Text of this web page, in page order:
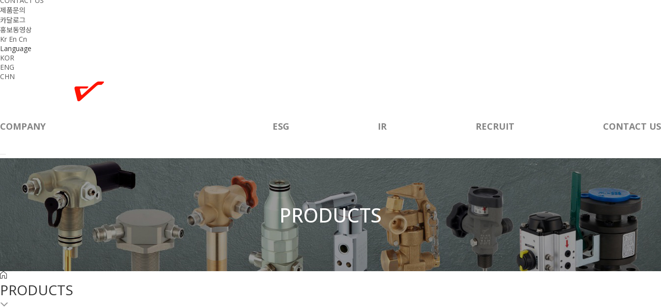
제품문의
카달로그
홍보동영상
Kr En Cn
Language
KOR
ENG
CHN
COMPANY ESG IR RECRUIT CONTACT US
PRODUCTS
PRODUCTS